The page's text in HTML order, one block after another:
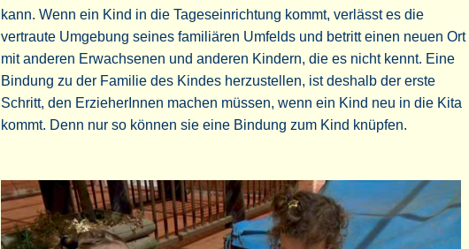
kann. Wenn ein Kind in die Tageseinrichtung kommt, verlässt es die
vertraute Umgebung seines familiären Umfelds und betritt einen neuen Ort
mit anderen Erwachsenen und anderen Kindern, die es nicht kennt. Eine
Bindung zu der Familie des Kindes herzustellen, ist deshalb der erste
Schritt, den ErzieherInnen machen müssen, wenn ein Kind neu in die Kita
kommt. Denn nur so können sie eine Bindung zum Kind knüpfen.